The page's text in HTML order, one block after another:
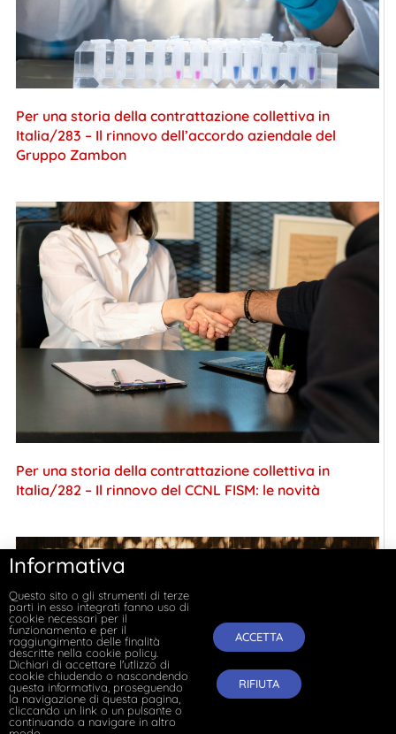
Per una storia della contrattazione collettiva in
Italia/283 – Il rinnovo dell’accordo aziendale del
Gruppo Zambon
Per una storia della contrattazione collettiva in
Italia/282 – Il rinnovo del CCNL FISM: le novità
Informativa
Questo sito o gli strumenti di terze
parti in esso integrati fanno uso di
cookie necessari per il
funzionamento e per il
raggiungimento delle finalità
descritte nella cookie policy.
Dichiari di accettare l'utlizzo di
cookie chiudendo o nascondendo
questa informativa, proseguendo
la navigazione di questa pagina,
cliccando un link o un pulsante o
continuando a navigare in altro
ACCETTA
RIFIUTA